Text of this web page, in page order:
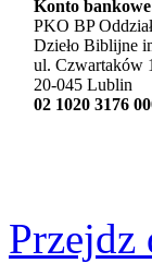
Konto
PKO BP
Dzieło Biblijne
ul. Czwartaków
20-045 Lublin
02 1020 3176
Przejdz